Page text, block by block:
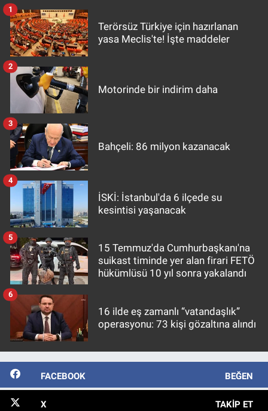
Terörsüz Türkiye için hazırlanan
yasa Meclis'te! İşte maddeler
1
Motorinde bir indirim daha
2
Bahçeli: 86 milyon kazanacak
3
İSKİ: İstanbul'da 6 ilçede su
kesintisi yaşanacak
4
15 Temmuz'da Cumhurbaşkanı'na
suikast timinde yer alan firari FETÖ
hükümlüsü 10 yıl sonra yakalandı
5
16 ilde eş zamanlı “vatandaşlık”
operasyonu: 73 kişi gözaltına alındı
6
FACEBOOK BEĞEN
X TAKIP ET